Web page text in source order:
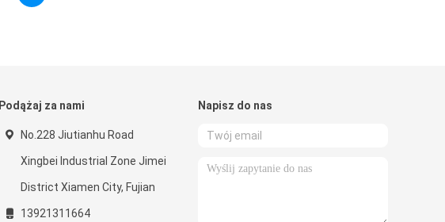
Podążaj za nami
No.228 Jiutianhu Road
Xingbei Industrial Zone Jimei
District Xiamen City, Fujian
13921311664
Napisz do nas